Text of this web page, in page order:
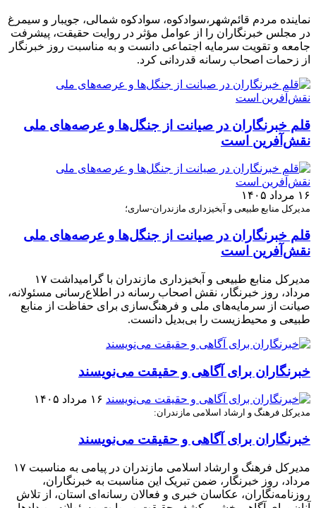
نماینده مردم قائم‌شهر،سوادکوه، سوادکوه شمالی، جویبار و سیمرغ
در مجلس خبرنگاران را از عوامل مؤثر در روایت حقیقت، پیشرفت
جامعه و تقویت سرمایه اجتماعی دانست و به مناسبت روز خبرنگار
از زحمات اصحاب رسانه قدردانی کرد.
قلم خبرنگاران در صیانت از جنگل‌ها و عرصه‌های ملی
نقش‌آفرین است
۱۶ مرداد ۱۴۰۵
مدیرکل منابع طبیعی و آبخیزداری مازندران-ساری؛
قلم خبرنگاران در صیانت از جنگل‌ها و عرصه‌های ملی
نقش‌آفرین است
مدیرکل منابع طبیعی و آبخیزداری مازندران با گرامیداشت ۱۷
مرداد، روز خبرنگار، نقش اصحاب رسانه در اطلاع‌رسانی مسئولانه،
صیانت از سرمایه‌های ملی و فرهنگ‌سازی برای حفاظت از منابع
طبیعی و محیط‌زیست را بی‌بدیل دانست.
خبرنگاران برای آگاهی و حقیقت می‌نویسند
۱۶ مرداد ۱۴۰۵
مدیرکل فرهنگ و ارشاد اسلامی مازندران:
خبرنگاران برای آگاهی و حقیقت می‌نویسند
مدیرکل فرهنگ و ارشاد اسلامی مازندران در پیامی به مناسبت ۱۷
مرداد، روز خبرنگار، ضمن تبریک این مناسبت به خبرنگاران،
روزنامه‌نگاران، عکاسان خبری و فعالان رسانه‌ای استان، از تلاش